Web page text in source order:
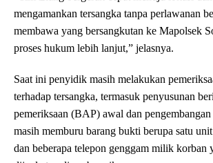
mengamankan tersangka tanpa perlawanan
membawa yang bersangkutan ke Mapolsek
proses hukum lebih lanjut,” jelasnya.
Saat ini penyidik masih melakukan
terhadap tersangka, termasuk penyusunan
pemeriksaan (BAP) awal dan
masih memburu barang bukti berupa satu
dan beberapa telepon genggam milik korban